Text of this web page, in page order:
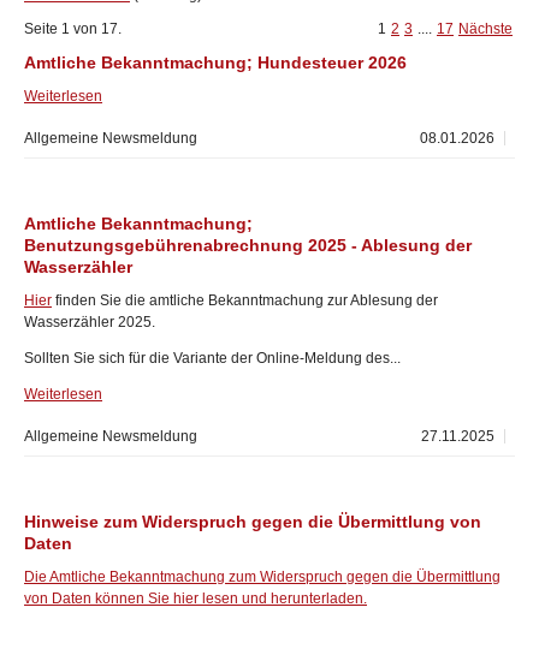
Seite 1 von 17.
1 2 3 .... 17 Nächste
Amtliche Bekanntmachung; Hundesteuer 2026
Weiterlesen
08.01.2026
Allgemeine Newsmeldung
Amtliche Bekanntmachung;
Benutzungsgebührenabrechnung 2025 - Ablesung der
Wasserzähler
Hier finden Sie die amtliche Bekanntmachung zur Ablesung der
Wasserzähler 2025.
Sollten Sie sich für die Variante der Online-Meldung des...
Weiterlesen
27.11.2025
Allgemeine Newsmeldung
Hinweise zum Widerspruch gegen die Übermittlung von
Daten
Die Amtliche Bekanntmachung zum Widerspruch gegen die Übermittlung
von Daten können Sie hier lesen und herunterladen.